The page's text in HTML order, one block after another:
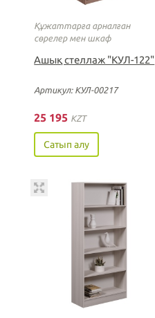
Құжаттарға арналған
сөрелер мен шкаф
Ашық стеллаж "КУЛ-122"
Артикул: КУЛ-00217
25 195 KZT
Сатып алу